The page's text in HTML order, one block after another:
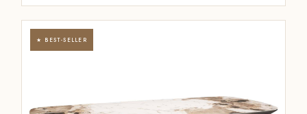
★ BEST-SELLER